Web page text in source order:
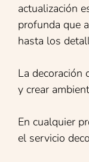
actualización
profunda que
hasta los
La decoración
y crear
En cualquier
el servicio